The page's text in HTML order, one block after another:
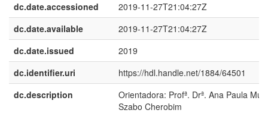
dc.date.accessioned
2019-11-27T21:04:27Z
dc.date.available
2019-11-27T21:04:27Z
dc.date.issued
2019
dc.identifier.uri
https://hdl.handle.net/1884/64501
dc.description
Orientadora: Profª. Drª. Ana Paula
Szabo Cherobim